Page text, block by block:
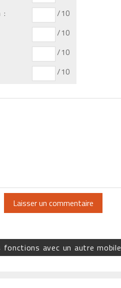
:
/10
/10
/10
/10
fonctions avec un autre mobile